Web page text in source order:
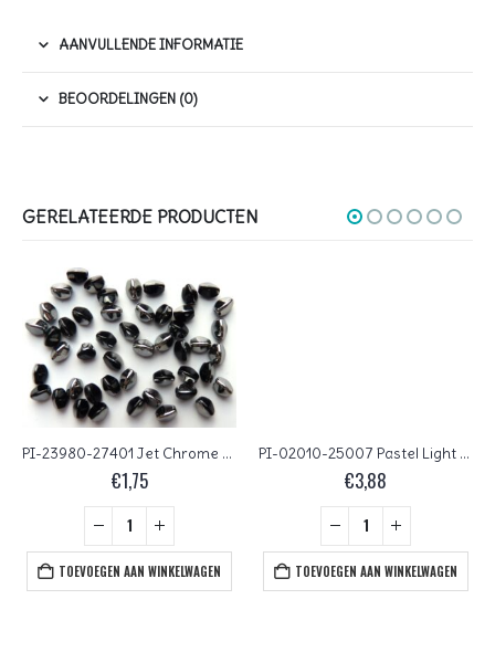
AANVULLENDE INFORMATIE
BEOORDELINGEN (0)
GERELATEERDE PRODUCTEN
PI-23980-27401 Jet Chrome Pinch Beads 10 gram
€1,75
TOEVOEGEN AAN WINKELWAGEN
PI-02010-25007 Pastel Light Coral Pinch Beads 10 gram
€3,88
TOEVOEGEN AAN WINKELWAGEN